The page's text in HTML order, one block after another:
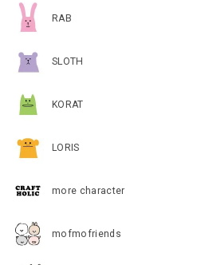
RAB
SLOTH
KORAT
LORIS
more character
mofmofriends